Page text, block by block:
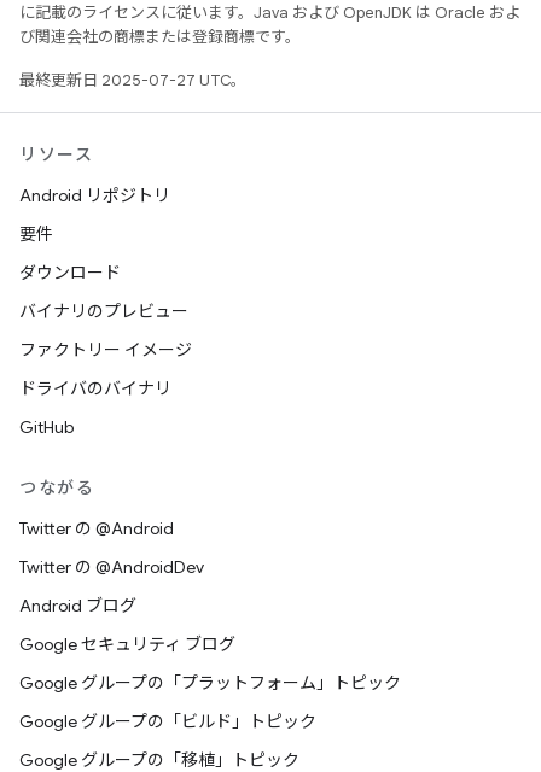
に記載のライセンスに従います。Java および OpenJDK は Oracle およ
び関連会社の商標または登録商標です。
最終更新日 2025-07-27 UTC。
リソース
Android リポジトリ
要件
ダウンロード
バイナリのプレビュー
ファクトリー イメージ
ドライバのバイナリ
GitHub
つながる
Twitter の @Android
Twitter の @AndroidDev
Android ブログ
Google セキュリティ ブログ
Google グループの「プラットフォーム」トピック
Google グループの「ビルド」トピック
Google グループの「移植」トピック